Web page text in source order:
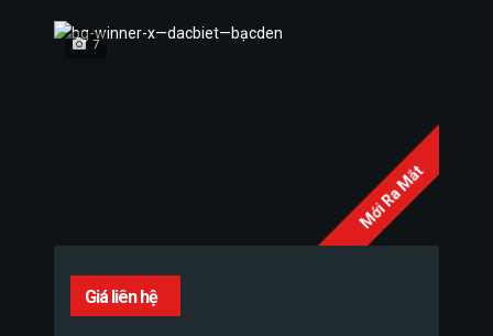
Mới Ra Mắt
7
Giá liên hệ